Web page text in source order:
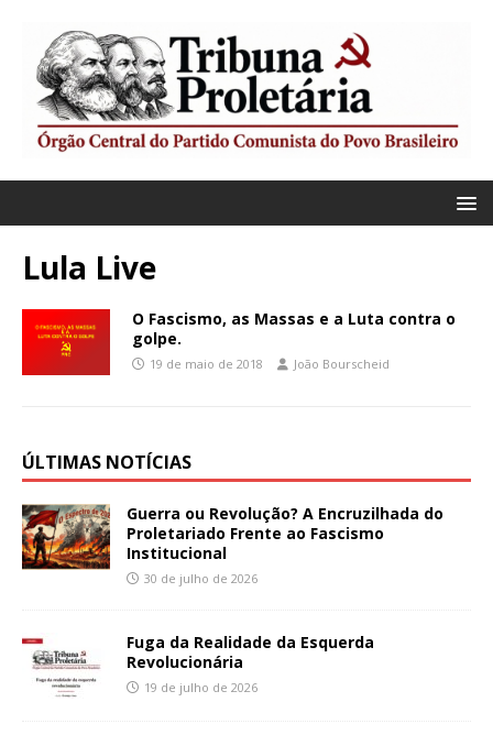
Lula Live
O Fascismo, as Massas e a Luta contra o
golpe.
19 de maio de 2018 João Bourscheid
ÚLTIMAS NOTÍCIAS
Guerra ou Revolução? A Encruzilhada do
Proletariado Frente ao Fascismo
Institucional
30 de julho de 2026
Fuga da Realidade da Esquerda
Revolucionária
19 de julho de 2026